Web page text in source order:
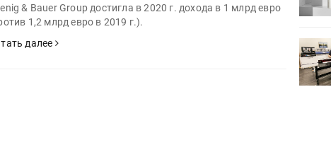
& Bauer Group достигла в 2020 г. дохода в 1 млрд евро
1,2 млрд евро в 2019 г.).
далее